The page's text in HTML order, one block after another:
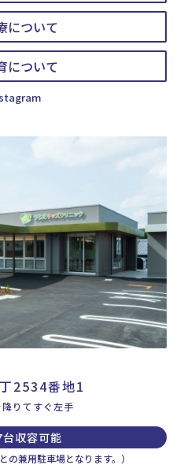
について
について
2534番地1
りてすぐ左手
収容可能
の兼用駐車場となります。）